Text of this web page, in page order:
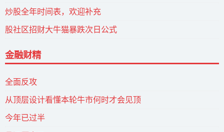
炒股全年时间表，欢迎补充
股社区招财大牛猫暴跌次日公式
金融财精
全面反攻
从顶层设计看懂本轮牛市何时才会见顶
今年已过半